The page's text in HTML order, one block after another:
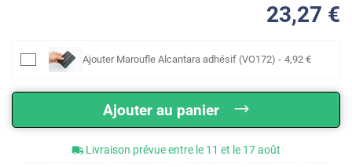
23,27 €
Ajouter Maroufle Alcantara adhésif (VO172) - 4,92 €
Ajouter au panier
Livraison prévue entre le 11 et le 17 août